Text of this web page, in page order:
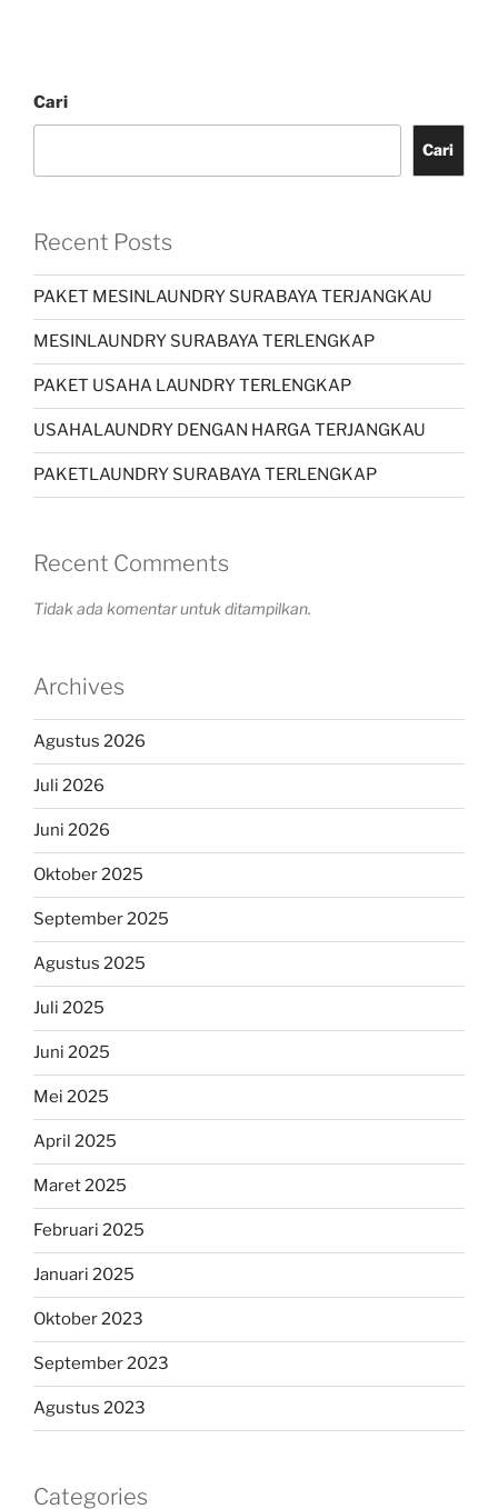
Cari
Cari
Recent Posts
PAKET MESINLAUNDRY SURABAYA TERJANGKAU
MESINLAUNDRY SURABAYA TERLENGKAP
PAKET USAHA LAUNDRY TERLENGKAP
USAHALAUNDRY DENGAN HARGA TERJANGKAU
PAKETLAUNDRY SURABAYA TERLENGKAP
Recent Comments
Tidak ada komentar untuk ditampilkan.
Archives
Agustus 2026
Juli 2026
Juni 2026
Oktober 2025
September 2025
Agustus 2025
Juli 2025
Juni 2025
Mei 2025
April 2025
Maret 2025
Februari 2025
Januari 2025
Oktober 2023
September 2023
Agustus 2023
Categories